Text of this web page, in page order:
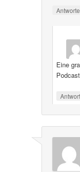
Eine